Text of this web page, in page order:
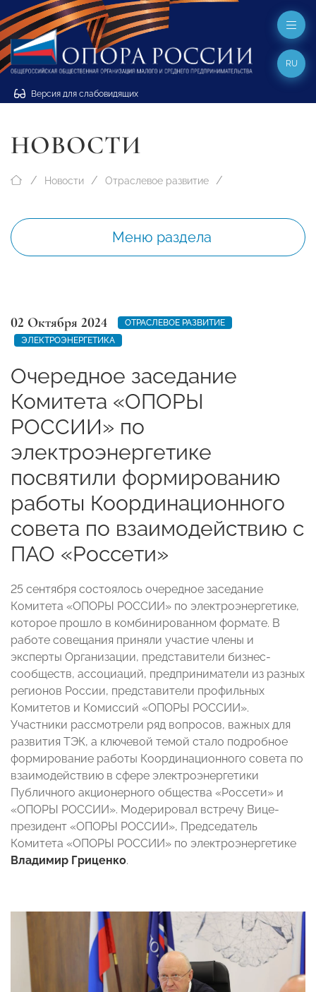
Версия для слабовидящих
RU
НОВОСТИ
Новости Отраслевое развитие
Меню раздела
02 Октября 2024
ОТРАСЛЕВОЕ РАЗВИТИЕ
ЭЛЕКТРОЭНЕРГЕТИКА
Очередное заседание
Комитета «ОПОРЫ
РОССИИ» по
электроэнергетике
посвятили формированию
работы Координационного
совета по взаимодействию с
ПАО «Россети»
25 сентября состоялось очередное заседание
Комитета «ОПОРЫ РОССИИ» по электроэнергетике,
которое прошло в комбинированном формате. В
работе совещания приняли участие члены и
эксперты Организации, представители бизнес-
сообществ, ассоциаций, предприниматели из разных
регионов России, представители профильных
Комитетов и Комиссий «ОПОРЫ РОССИИ».
Участники рассмотрели ряд вопросов, важных для
развития ТЭК, а ключевой темой стало подробное
формирование работы Координационного совета по
взаимодействию в сфере электроэнергетики
Публичного акционерного общества «Россети» и
«ОПОРЫ РОССИИ». Модерировал встречу Вице-
президент «ОПОРЫ РОССИИ», Председатель
Комитета «ОПОРЫ РОССИИ» по электроэнергетике
Владимир Гриценко.